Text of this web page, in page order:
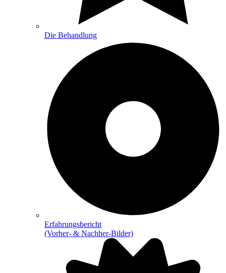
Die Behandlung
Erfahrungsbericht
(Vorher- & Nachher-Bilder)